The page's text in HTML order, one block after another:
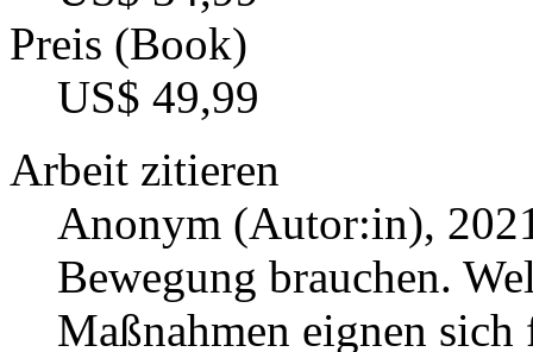
Preis (Book)
US$ 49,99
Arbeit zitieren
Anonym (Autor:in),
Bewegung brauchen.
Maßnahmen eignen